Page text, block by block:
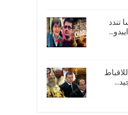
تندد